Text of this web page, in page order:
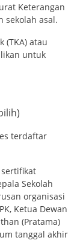
Keterangan
sekolah asal.
(TKA) atau
untuk
terdaftar
sertifikat
Sekolah
organisasi
Ketua Dewan
(Pratama)
tanggal akhir